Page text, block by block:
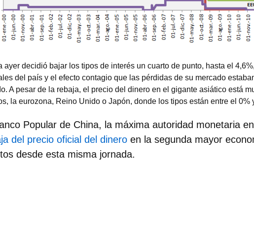
ayer decidió bajar los tipos de interés un cuarto de punto, hasta el
del país y el efecto contagio que las pérdidas de su mercado
A pesar de la rebaja, el precio del dinero en el gigante asiático está
la eurozona, Reino Unido o Japón, donde los tipos están entre el 0%
Popular de China, la máxima autoridad monetaria
del precio oficial del dinero en la segunda mayor
desde esta misma jornada.